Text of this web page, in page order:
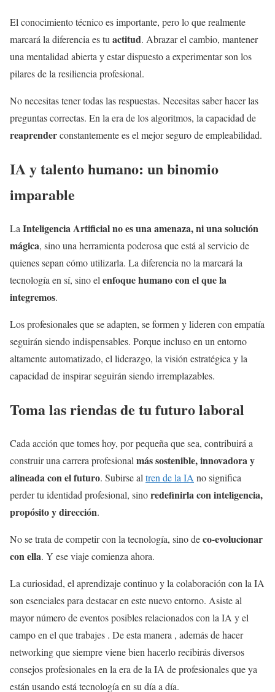
El conocimiento técnico es importante, pero lo que realmente
marcará la diferencia es tuactitud. Abrazar el cambio, mantener
una mentalidad abierta y estar dispuesto a experimentar son los
pilares de la resiliencia profesional.
No necesitas tener todas las respuestas. Necesitas saber hacer las
preguntas correctas. En la era de los algoritmos, la capacidad de
reaprenderconstantemente es el mejor seguro de empleabilidad.
IA y talento humano: un binomio
imparable
LaInteligencia Artificial no es una amenaza, ni una solución
mágica, sino una herramienta poderosa que está al servicio de
quienes sepan cómo utilizarla. La diferencia no la marcará la
tecnología en sí, sino elenfoque humano con el que la
integremos.
Los profesionales que se adapten, se formen y lideren con empatía
seguirán siendo indispensables. Porque incluso en un entorno
altamente automatizado, el liderazgo, la visión estratégica y la
capacidad de inspirar seguirán siendo irremplazables.
Toma las riendas de tu futuro laboral
Cada acción que tomes hoy, por pequeña que sea, contribuirá a
construir una carrera profesional más sostenible, innovadora y
alineada con el futuro. Subirse al tren de la IA no significa
perder tu identidad profesional, sinoredefinirla con inteligencia,
propósito y dirección.
No se trata de competir con la tecnología, sino deco-evolucionar
con ella. Y ese viaje comienza ahora.
La curiosidad, el aprendizaje continuo y la colaboración con la IA
son esenciales para destacar en este nuevo entorno. Asiste al
mayor número de eventos posibles relacionados con la IA y el
campo en el que trabajes . De esta manera , además de hacer
networking que siempre viene bien hacerlo recibirás diversos
consejos profesionales en la era de la IA de profesionales que ya
están usando está tecnología en su día a día.